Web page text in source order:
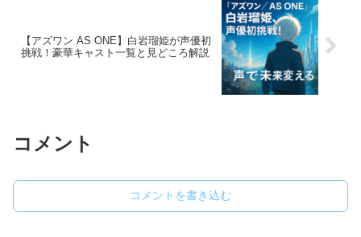
【アズワン AS ONE】白岩瑠姫が声優初
挑戦！豪華キャスト一覧と見どころ解説
コメント
コメントを書き込む